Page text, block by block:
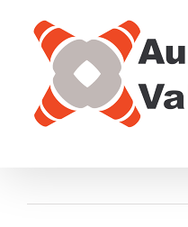
Inhalt
springen